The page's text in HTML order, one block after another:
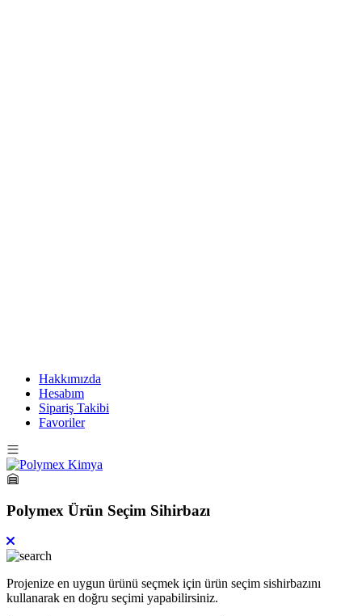
Hakkımızda
Hesabım
Sipariş Takibi
Favoriler
Polymex Ürün Seçim Sihirbazı
Projenize en uygun ürünü seçmek için ürün seçim sishirbazını
kullanarak en doğru seçimi yapabilirsiniz.